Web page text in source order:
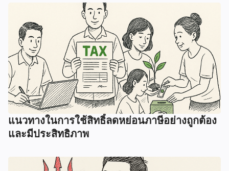
แนวทางในการใช้สิทธิ์ลดหย่อนภาษีอย่างถูกต้อง
และมีประสิทธิภาพ